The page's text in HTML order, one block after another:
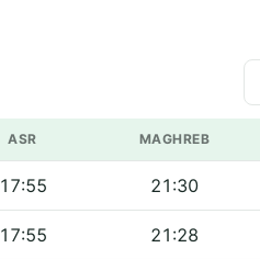
ASR MAGHREB
17:55 21:30
17:55 21:28